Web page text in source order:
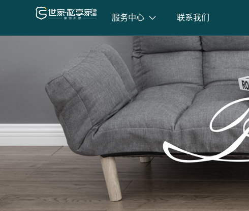
服务中心 联系我们